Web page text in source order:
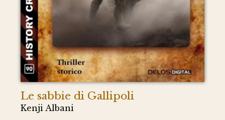
Le sabbie di Gallipoli
Kenji Albani